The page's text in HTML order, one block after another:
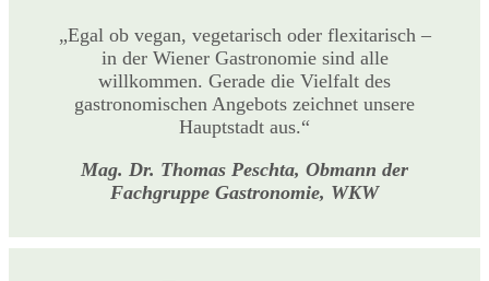
„Egal ob vegan, vegetarisch oder flexitarisch –
in der Wiener Gastronomie sind alle
willkommen. Gerade die Vielfalt des
gastronomischen Angebots zeichnet unsere
Hauptstadt aus.“
Mag. Dr. Thomas Peschta, Obmann der
Fachgruppe Gastronomie, WKW